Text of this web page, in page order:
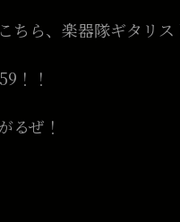
ちら、楽器隊ギタリス
！！
るぜ！